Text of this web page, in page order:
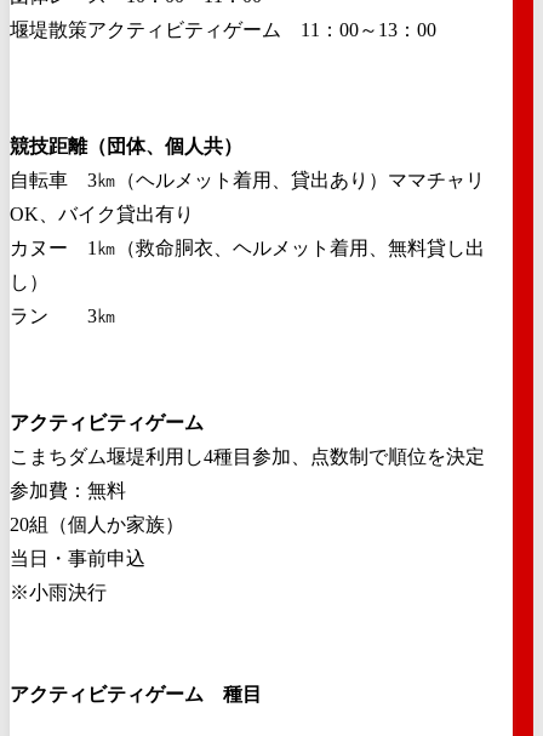
堰堤散策アクティビティゲーム 11：00～13：00
競技距離（団体、個人共）
自転車 3㎞（ヘルメット着用、貸出あり）ママチャリ
OK、バイク貸出有り
カヌー 1㎞（救命胴衣、ヘルメット着用、無料貸し出
し）
ラン 3㎞
アクティビティゲーム
こまちダム堰堤利用し4種目参加、点数制で順位を決定
参加費：無料
20組（個人か家族）
当日・事前申込
※小雨決行
アクティビティゲーム 種目